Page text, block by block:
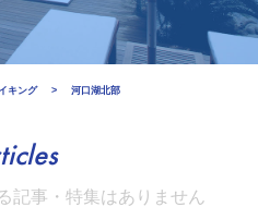
キング 河口湖北部
記事・特集はありません